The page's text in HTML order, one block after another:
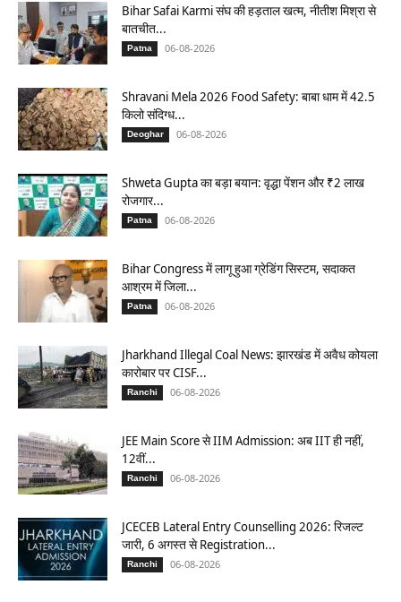
Bihar Safai Karmi संघ की हड़ताल खत्म, नीतीश मिश्रा से
बातचीत...
Patna 06-08-2026
Shravani Mela 2026 Food Safety: बाबा धाम में 42.5
किलो संदिग्ध...
Deoghar 06-08-2026
Shweta Gupta का बड़ा बयान: वृद्धा पेंशन और ₹2 लाख
रोजगार...
Patna 06-08-2026
Bihar Congress में लागू हुआ ग्रेडिंग सिस्टम, सदाकत
आश्रम में जिला...
Patna 06-08-2026
Jharkhand Illegal Coal News: झारखंड में अवैध कोयला
कारोबार पर CISF...
Ranchi 06-08-2026
JEE Main Score से IIM Admission: अब IIT ही नहीं,
12वीं...
Ranchi 06-08-2026
JCECEB Lateral Entry Counselling 2026: रिजल्ट
जारी, 6 अगस्त से Registration...
Ranchi 06-08-2026